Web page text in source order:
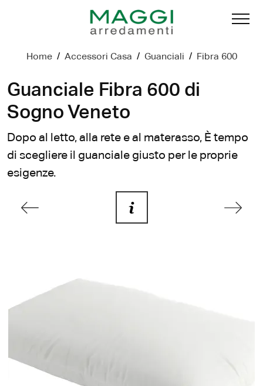
Home / Accessori Casa / Guanciali / Fibra 600
Guanciale Fibra 600 di
Sogno Veneto
Dopo al letto, alla rete e al materasso, È tempo
di scegliere il guanciale giusto per le proprie
esigenze.